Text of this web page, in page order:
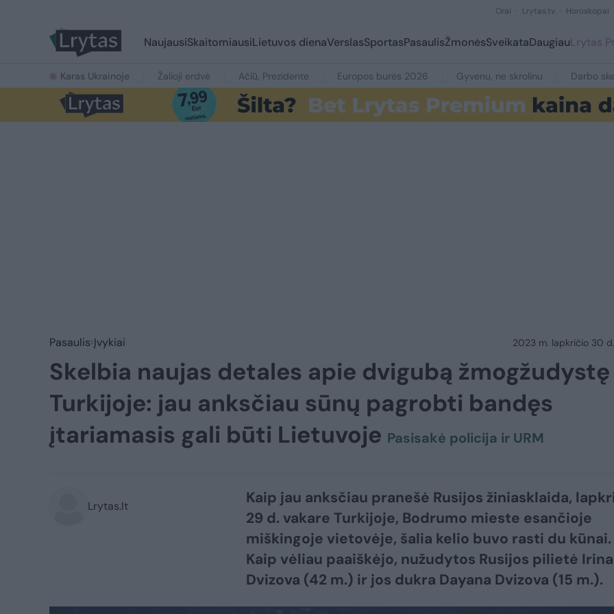
Orai Lrytas.tv Horoskopai
NaujausiSkaitomiausiLietuvos dienaVerslasSportasPasaulisŽmonėsSveikataDaugiauLrytas
Karas Ukrainoje Žalioji erdvė Ačiū, Prezidente Europos burės 2026 Gyvenu, ne skrolinu Darbo
Pasaulis Įvykiai 2023 m. lapkričio 30 d.
Skelbia naujas detales apie dvigubą žmogžudystę
Turkijoje: jau anksčiau sūnų pagrobti bandęs
įtariamasis gali būti Lietuvoje Pasisakė policija ir URM
Lrytas.lt
Kaip jau anksčiau pranešė Rusijos žiniasklaida,
29 d. vakare Turkijoje, Bodrumo mieste esančioje
miškingoje vietovėje, šalia kelio buvo rasti du kūnai.
Kaip vėliau paaiškėjo, nužudytos Rusijos pilietė Irina
Dvizova (42 m.) ir jos dukra Dayana Dvizova (15 m.).